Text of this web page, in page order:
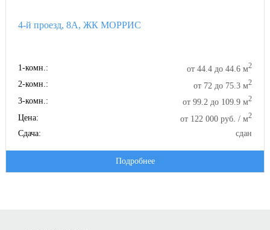
4-й проезд, 8А, ЖК МОРРИС
1-комн.: от 44.4 до 44.6 м2
2-комн.: от 72 до 75.3 м2
3-комн.: от 99.2 до 109.9 м2
Цена: от 122 000 руб. / м2
Сдача: сдан
Подробнее